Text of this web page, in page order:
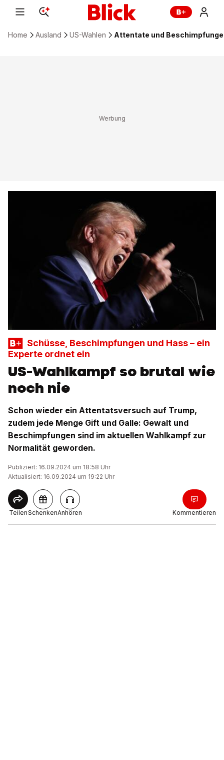
Home Ausland US-Wahlen Attentate und
Schüsse, Beschimpfungen und Hass – ein
Experte ordnet ein
US-Wahlkampf so brutal wie
noch nie
Schon wieder ein Attentatsversuch auf Trump,
zudem jede Menge Gift und Galle: Gewalt und
Beschimpfungen sind im aktuellen Wahlkampf zur
Normalität geworden.
Publiziert: 16.09.2024 um 18:58 Uhr
Aktualisiert: 16.09.2024 um 19:22 Uhr
TeilenSchenkenAnhören Kommentieren